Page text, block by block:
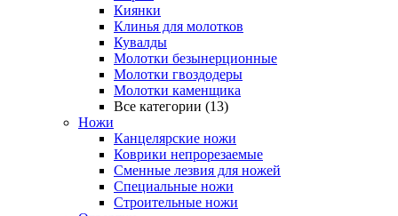
Киянки
Клинья для молотков
Кувалды
Молотки безынерционные
Молотки гвоздодеры
Молотки каменщика
Все категории (13)
Ножи
Канцелярские ножи
Коврики непрорезаемые
Сменные лезвия для ножей
Специальные ножи
Строительные ножи